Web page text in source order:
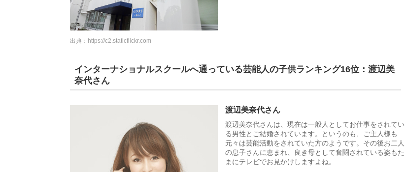
出典： https://c2.staticflickr.com
インターナショナルスクールへ通っている芸能人の子供ランキング16位：渡辺美
奈代さん
渡辺美奈代さん
渡辺美奈代さんは、現在は一般人としてお仕事をされてい
る男性とご結婚されています。というのも、ご主人様も
元々は芸能活動をされていた方のようです。その後お二人
の息子さんに恵まれ、良き母として奮闘されている姿もた
まにテレビでお見かけしますよね。